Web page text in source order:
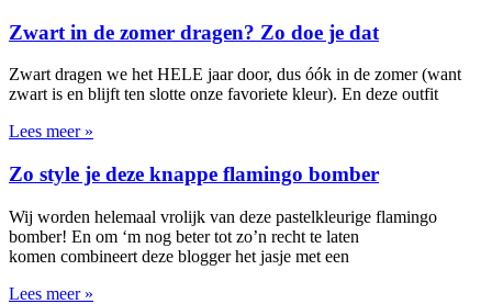
Zwart in de zomer dragen? Zo doe je dat
Zwart dragen we het HELE jaar door, dus óók in de zomer (want
zwart is en blijft ten slotte onze favoriete kleur). En deze outfit
Lees meer »
Zo style je deze knappe flamingo bomber
Wij worden helemaal vrolijk van deze pastelkleurige flamingo
bomber! En om ‘m nog beter tot zo’n recht te laten
komen combineert deze blogger het jasje met een
Lees meer »